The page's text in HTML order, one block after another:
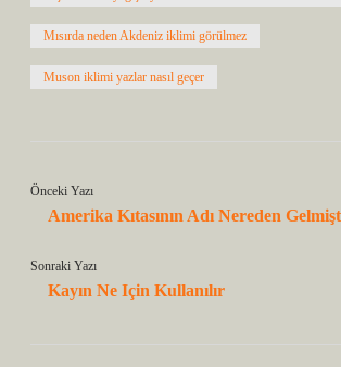
Mısırda neden Akdeniz iklimi görülmez
Muson iklimi yazlar nasıl geçer
Önceki Yazı
Amerika Kıtasının Adı Nereden
Sonraki Yazı
Kayın Ne Için Kullanılır